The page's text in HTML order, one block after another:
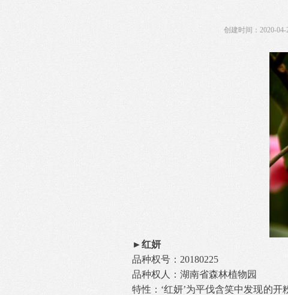
创建时间： 2020-04-
►红妍
品种权号： 20180225
品种权人：湖南省森林植物园
特性： ‘红妍’为平伐含笑中发现的